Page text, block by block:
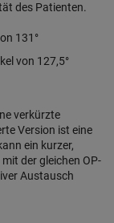
des Patienten.
131°
von 127,5°
verkürzte
Version ist eine
ein kurzer,
der gleichen OP-
Austausch